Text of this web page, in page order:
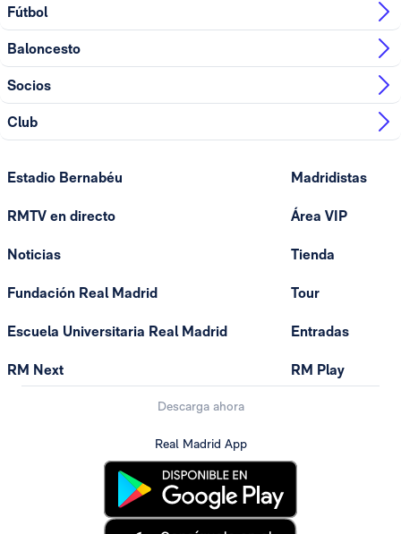
Fútbol
Baloncesto
Socios
Club
Estadio Bernabéu
RMTV en directo
Noticias
Fundación Real Madrid
Escuela Universitaria Real Madrid
RM Next
Madridistas
Área VIP
Tienda
Tour
Entradas
RM Play
Descarga ahora
Real Madrid App